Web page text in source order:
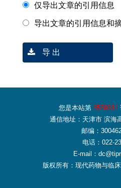
仅导出文章的引用信息
导出文章的引用信息和
导 出
您是本站第 8559631
通信地址：天津市 滨海
邮编：
电话：022-
E-mail：
版权所有：现代药物与临